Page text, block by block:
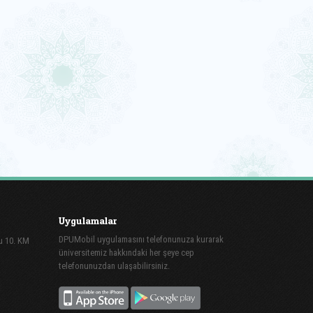
10. KM
Uygulamalar
DPUMobil uygulamasını telefonunuza kurarak
üniversitemiz hakkındaki her şeye cep
telefonunuzdan ulaşabilirsiniz.